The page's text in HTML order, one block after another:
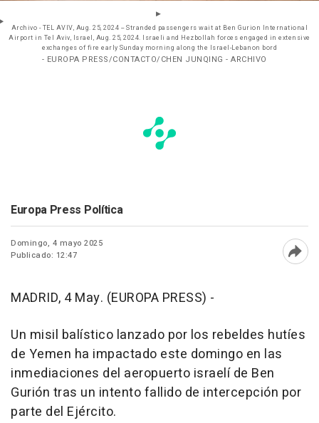
Archivo - TEL AVIV, Aug. 25, 2024 -- Stranded passengers wait at Ben Gurion International
Airport in Tel Aviv, Israel, Aug. 25, 2024. Israeli and Hezbollah forces engaged in extensive
exchanges of fire early Sunday morning along the Israel-Lebanon bord
- EUROPA PRESS/CONTACTO/CHEN JUNQING - ARCHIVO
Europa Press Política
Domingo, 4 mayo 2025
Publicado: 12:47
MADRID, 4 May. (EUROPA PRESS) -
Un misil balístico lanzado por los rebeldes hutíes
de Yemen ha impactado este domingo en las
inmediaciones del aeropuerto israelí de Ben
Gurión tras un intento fallido de intercepción por
parte del Ejército.